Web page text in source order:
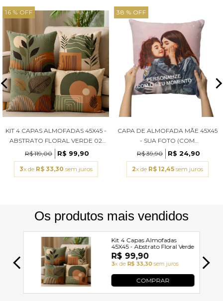
16 % OFF
KIT 4 CAPAS ALMOFADAS 45X45 -
ABSTRATO FLORAL VERDE 02
(COM ENCHIMENTOS)
R$ 119,00 R$ 99,90
3x de R$ 33,30 sem juros
38 % OFF
CAPA DE ALMOFADA MÃE 45X45
- SUA FOTO (COM
ENCHIMENTOS)
R$ 39,90 R$ 24,90
2x de R$ 12,45sem juros